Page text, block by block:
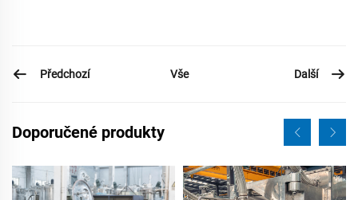
Předchozí Vše Další
Doporučené produkty